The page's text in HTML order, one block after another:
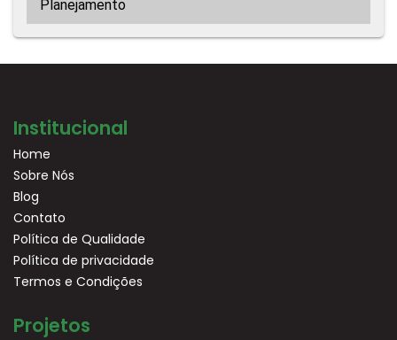
Planejamento
Institucional
Home
Sobre Nós
Blog
Contato
Política de Qualidade
Política de privacidade
Termos e Condições
Projetos